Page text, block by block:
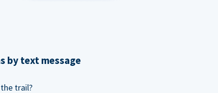
by text message
trail?